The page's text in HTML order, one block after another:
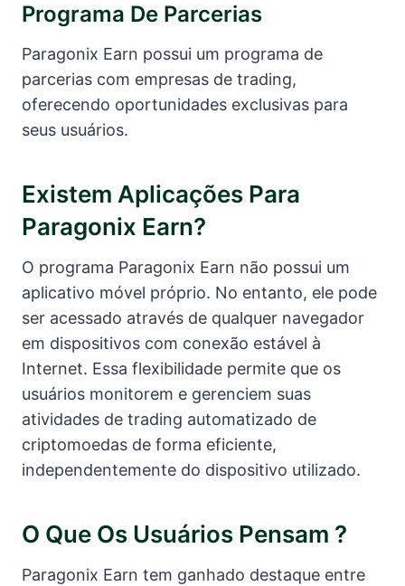
Programa De Parcerias
Paragonix Earn possui um programa de
parcerias com empresas de trading,
oferecendo oportunidades exclusivas para
seus usuários.
Existem Aplicações Para
Paragonix Earn?
O programa Paragonix Earn não possui um
aplicativo móvel próprio. No entanto, ele pode
ser acessado através de qualquer navegador
em dispositivos com conexão estável à
Internet. Essa flexibilidade permite que os
usuários monitorem e gerenciem suas
atividades de trading automatizado de
criptomoedas de forma eficiente,
independentemente do dispositivo utilizado.
O Que Os Usuários Pensam ?
Paragonix Earn tem ganhado destaque entre